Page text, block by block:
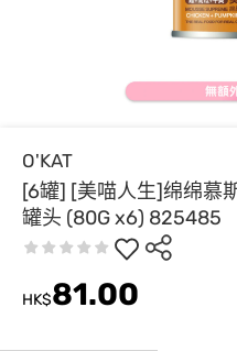
O'KAT
[6罐] [美喵人生]绵绵慕
罐头 (80G x6) 825485
HK$81.00